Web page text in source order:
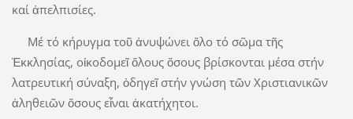
καί ἀπελπισίες.
Μέ τό κήρυγμα τοῦ ἀνυψώνει ὅλο τό σῶμα τῆς
Ἐκκλησίας, οἰκοδομεῖ ὅλους ὅσους βρίσκονται μέσα στήν
λατρευτική σύναξη, ὁδηγεῖ στήν γνώση τῶν Χριστιανικῶν
ἀληθειῶν ὅσους εἶναι ἀκατήχητοι.